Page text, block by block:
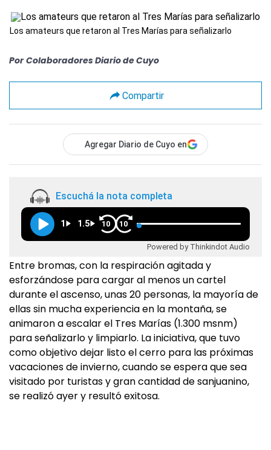
Los amateurs que retaron al Tres Marías para señalizarlo
Por Colaboradores Diario de Cuyo
Compartir
Agregar Diario de Cuyo en
Escuchá la nota completa
1 1.5 10 10
Powered by Thinkindot Audio
Entre bromas, con la respiración agitada y
esforzándose para cargar al menos un cartel
durante el ascenso, unas 20 personas, la mayoría de
ellas sin mucha experiencia en la montaña, se
animaron a escalar el Tres Marías (1.300 msnm)
para señalizarlo y limpiarlo. La iniciativa, que tuvo
como objetivo dejar listo el cerro para las próximas
vacaciones de invierno, cuando se espera que sea
visitado por turistas y gran cantidad de sanjuanino,
se realizó ayer y resultó exitosa.